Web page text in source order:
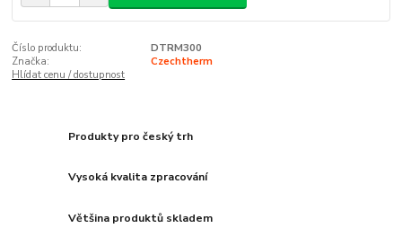
Číslo produktu:
DTRM300
Značka:
Czechtherm
Hlídat cenu / dostupnost
Produkty pro český trh
Vysoká kvalita zpracování
Většina produktů skladem